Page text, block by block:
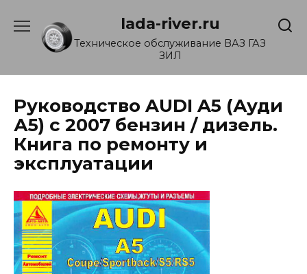
содержанию
lada-river.ru
Техническое обслуживание ВАЗ ГАЗ
ЗИЛ
Руководство AUDI A5 (Ауди
А5) с 2007 бензин / дизель.
Книга по ремонту и
эксплуатации